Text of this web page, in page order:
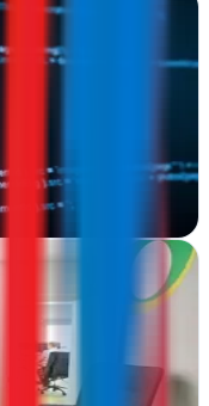
online y diseño
diseña webs y